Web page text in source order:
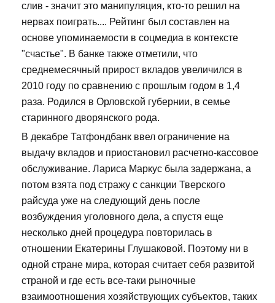
слив - значит это манипуляция, кто-то решил на
нервах поиграть.... Рейтинг был составлен на
основе упоминаемости в соцмедиа в контексте
"счастье". В банке также отметили, что
среднемесячный прирост вкладов увеличился в
2010 году по сравнению с прошлым годом в 1,4
раза. Родился в Орловской губернии, в семье
старинного дворянского рода.
В декабре Татфондбанк ввел ограничение на
выдачу вкладов и приостановил расчетно-кассовое
обслуживание. Лариса Маркус была задержана, а
потом взята под стражу с санкции Тверского
райсуда уже на следующий день после
возбуждения уголовного дела, а спустя еще
несколько дней процедура повторилась в
отношении Екатерины Глушаковой. Поэтому ни в
одной стране мира, которая считает себя развитой
страной и где есть все-таки рыночные
взаимоотношения хозяйствующих субъектов, таких